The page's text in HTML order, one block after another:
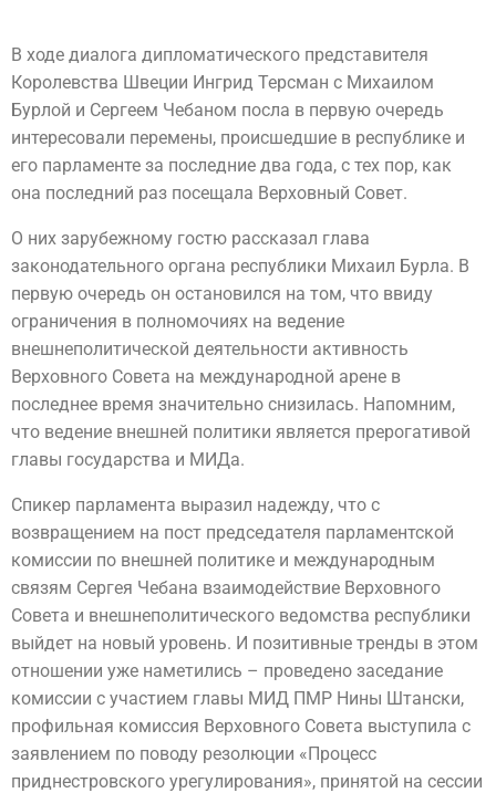
В ходе диалога дипломатического представителя
Королевства Швеции Ингрид Терсман с Михаилом
Бурлой и Сергеем Чебаном посла в первую очередь
интересовали перемены, происшедшие в республике и
его парламенте за последние два года, с тех пор, как
она последний раз посещала Верховный Совет.
О них зарубежному гостю рассказал глава
законодательного органа республики Михаил Бурла. В
первую очередь он остановился на том, что ввиду
ограничения в полномочиях на ведение
внешнеполитической деятельности активность
Верховного Совета на международной арене в
последнее время значительно снизилась. Напомним,
что ведение внешней политики является прерогативой
главы государства и МИДа.
Спикер парламента выразил надежду, что с
возвращением на пост председателя парламентской
комиссии по внешней политике и международным
связям Сергея Чебана взаимодействие Верховного
Совета и внешнеполитического ведомства республики
выйдет на новый уровень. И позитивные тренды в этом
отношении уже наметились – проведено заседание
комиссии с участием главы МИД ПМР Нины Штански,
профильная комиссия Верховного Совета выступила с
заявлением по поводу резолюции «Процесс
приднестровского урегулирования», принятой на сессии